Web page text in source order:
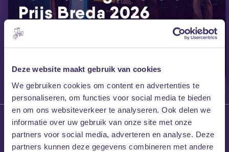
Deze website maakt gebruik van cookies
We gebruiken cookies om content en advertenties te
personaliseren, om functies voor social media te bieden
en om ons websiteverkeer te analyseren. Ook delen we
informatie over uw gebruik van onze site met onze
partners voor social media, adverteren en analyse. Deze
partners kunnen deze gegevens combineren met andere
Prijs Breda 2026
geopend
29 juni 2026
Van Kleine Zaal
naar MEZZ Club